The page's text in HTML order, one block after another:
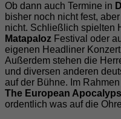
Ob dann auch Termine in
bisher noch nicht fest,
nicht. Schließlich spielten
Matapaloz Festival oder
eigenen Headliner
Außerdem stehen die
und diversen anderen
auf der Bühne. Im
The European
ordentlich was auf die